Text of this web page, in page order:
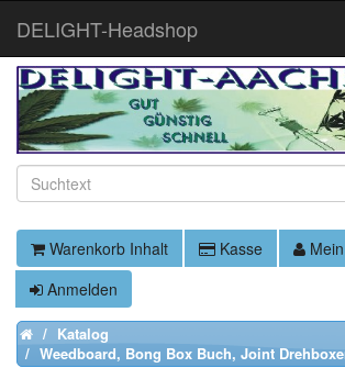
Warenkorb Inhalt Kasse
Anmelden
HomeKatalog
Weedboard, Bong Box Buch, Joint
DELIGHT-Headshop